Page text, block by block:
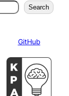
Search
GitHub